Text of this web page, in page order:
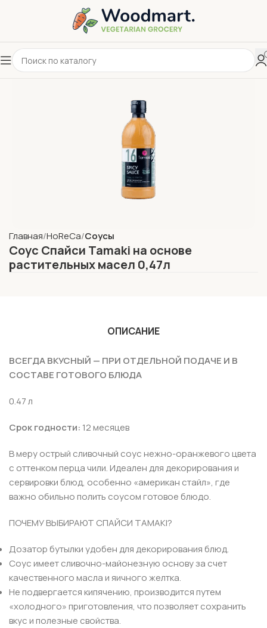
Главная HoReCa Соусы
Соус Спайси Tamaki на основе
растительных масел 0,47л
ОПИСАНИЕ
ВСЕГДА ВКУСНЫЙ — ПРИ ОТДЕЛЬНОЙ ПОДАЧЕ И В
СОСТАВЕ ГОТОВОГО БЛЮДА
0.47 л
Срок годности: 12 месяцев
В меру острый сливочный соус нежно-оранжевого цвета
с оттенком перца чили. Идеален для декорирования и
сервировки блюд, особенно «американ стайл», где
важно обильно полить соусом готовое блюдо.
ПОЧЕМУ ВЫБИРАЮТ СПАЙСИ TAMAKI?
Дозатор бутылки удобен для декорирования блюд.
Соус имеет сливочно-майонезную основу за счет
качественного масла и яичного желтка.
Не подвергается кипячению, производится путем
«холодного» приготовления, что позволяет сохранить
вкус и полезные свойства.